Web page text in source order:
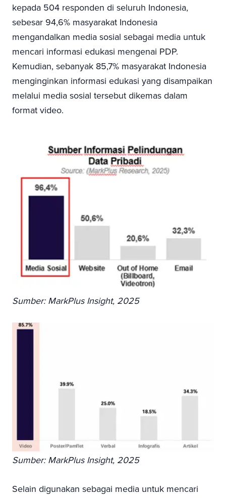
kepada 504 responden di seluruh Indonesia,
sebesar 94,6% masyarakat Indonesia
mengandalkan media sosial sebagai media untuk
mencari informasi edukasi mengenai PDP.
Kemudian, sebanyak 85,7% masyarakat Indonesia
menginginkan informasi edukasi yang disampaikan
melalui media sosial tersebut dikemas dalam
format video.
Sumber: MarkPlus Insight, 2025
Sumber: MarkPlus Insight, 2025
Selain digunakan sebagai media untuk mencari